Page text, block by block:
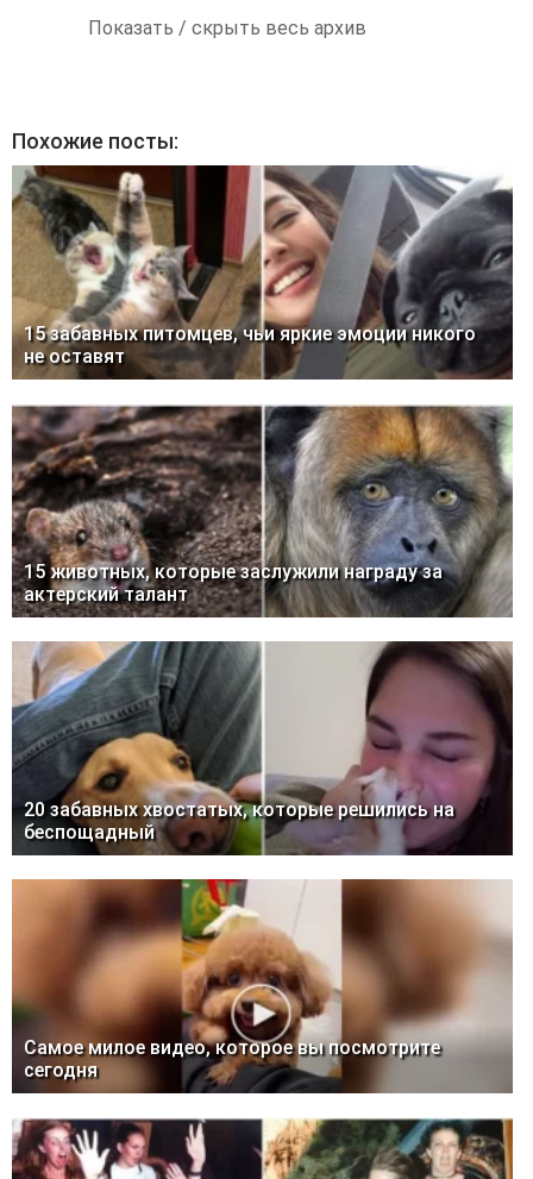
Показать / скрыть весь архив
Похожие посты:
15 забавных питомцев, чьи яркие эмоции никого
не оставят
15 животных, которые заслужили награду за
актерский талант
20 забавных хвостатых, которые решились на
беспощадный
Самое милое видео, которое вы посмотрите
сегодня